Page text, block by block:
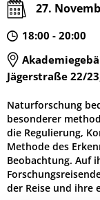
27.
18:00 - 20:00
Jägerstraße 22/
Naturforschung
besonderer
die Regulierung,
Methode des
Beobachtung. Auf
der Reise und ihre